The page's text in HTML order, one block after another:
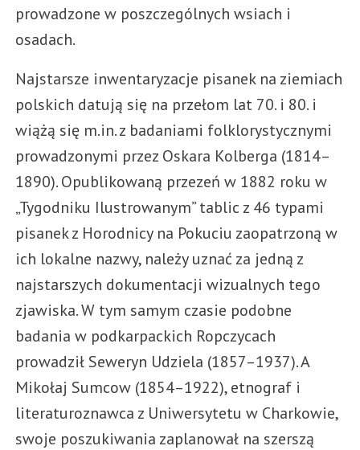
prowadzone w poszczególnych wsiach i
osadach.
Najstarsze inwentaryzacje pisanek na ziemiach
polskich datują się na przełom lat 70. i 80. i
wiążą się m.in. z badaniami folklorystycznymi
prowadzonymi przez Oskara Kolberga (1814–
1890). Opublikowaną przezeń w 1882 roku w
„Tygodniku Ilustrowanym” tablic z 46 typami
pisanek z Horodnicy na Pokuciu zaopatrzoną w
ich lokalne nazwy, należy uznać za jedną z
najstarszych dokumentacji wizualnych tego
zjawiska. W tym samym czasie podobne
badania w podkarpackich Ropczycach
prowadził Seweryn Udziela (1857–1937). A
Mikołaj Sumcow (1854–1922), etnograf i
literaturoznawca z Uniwersytetu w Charkowie,
swoje poszukiwania zaplanował na szerszą